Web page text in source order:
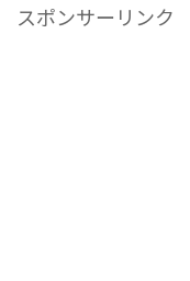
スポンサーリンク